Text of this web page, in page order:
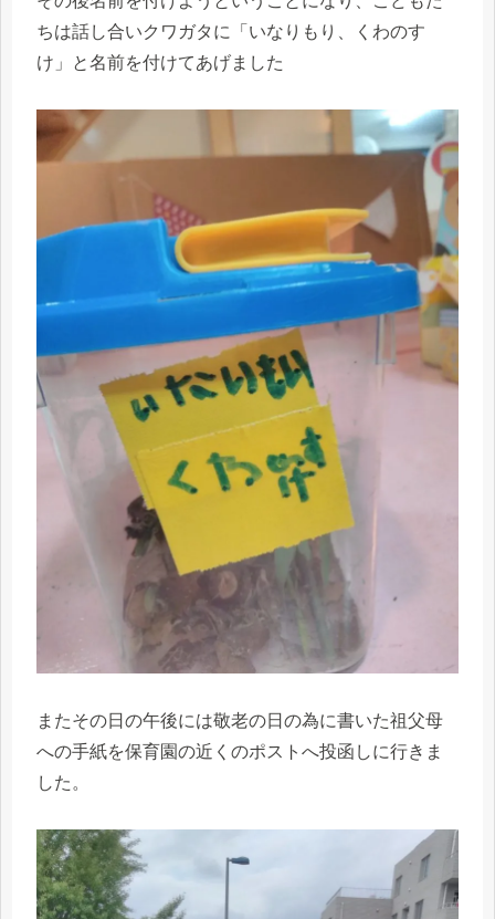
ちは話し合いクワガタに「いなりもり、くわのす
け」と名前を付けてあげました
またその日の午後には敬老の日の為に書いた祖父母
への手紙を保育園の近くのポストへ投函しに行きま
した。